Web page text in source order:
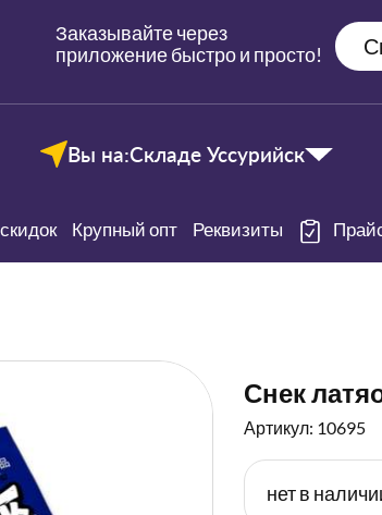
Заказывайте через
приложение быстро и просто!
Вы на:Складе Уссурийск
Крупный опт Реквизиты
Снек
Артикул: 10695
нет в